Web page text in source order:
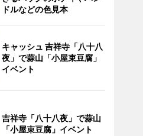
ドルなどの色見本
キャッシュ 吉祥寺「八十八
夜」で蒜山「小屋束豆腐」
イベント
吉祥寺「八十八夜」で蒜山
「小屋束豆腐」イベント